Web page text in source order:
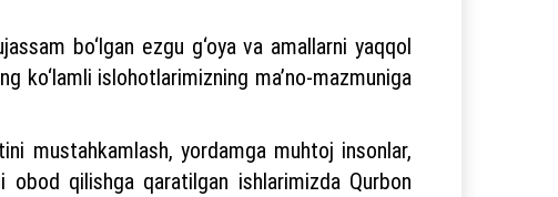
bo‘lgan ezgu g‘oya va amallarni yaqqol
ko‘lamli islohotlarimizning ma’no-mazmuniga
mustahkamlash, yordamga muhtoj insonlar,
obod qilishga qaratilgan ishlarimizda Qurbon